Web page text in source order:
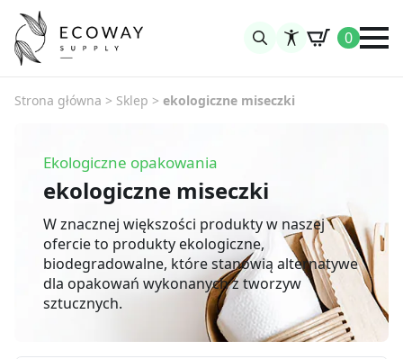
0
Strona główna > Sklep > ekologiczne miseczki
Ekologiczne opakowania
ekologiczne miseczki
W znacznej większości produkty w naszej
ofercie to produkty ekologiczne,
biodegradowalne, które stanowią alternatywe
dla opakowań wykonanych z tworzyw
sztucznych.